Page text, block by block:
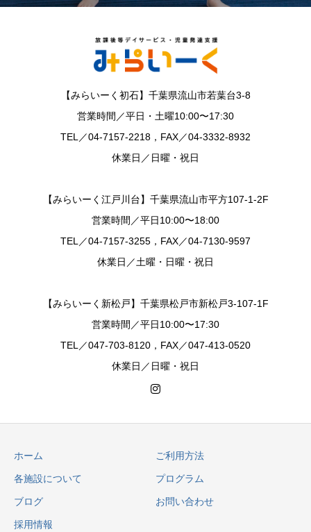
【みらいーく初石】千葉県流山市若葉台3-8
営業時間／平日・土曜10:00〜17:30
TEL／04-7157-2218，FAX／04-3332-8932
休業日／日曜・祝日
【みらいーく江戸川台】千葉県流山市平方107-1-2F
営業時間／平日10:00〜18:00
TEL／04-7157-3255，FAX／04-7130-9597
休業日／土曜・日曜・祝日
【みらいーく新松戸】千葉県松戸市新松戸3-107-1F
営業時間／平日10:00〜17:30
TEL／047-703-8120，FAX／047-413-0520
休業日／日曜・祝日
ホーム ご利用方法
各施設について プログラム
ブログ お問い合わせ
採用情報